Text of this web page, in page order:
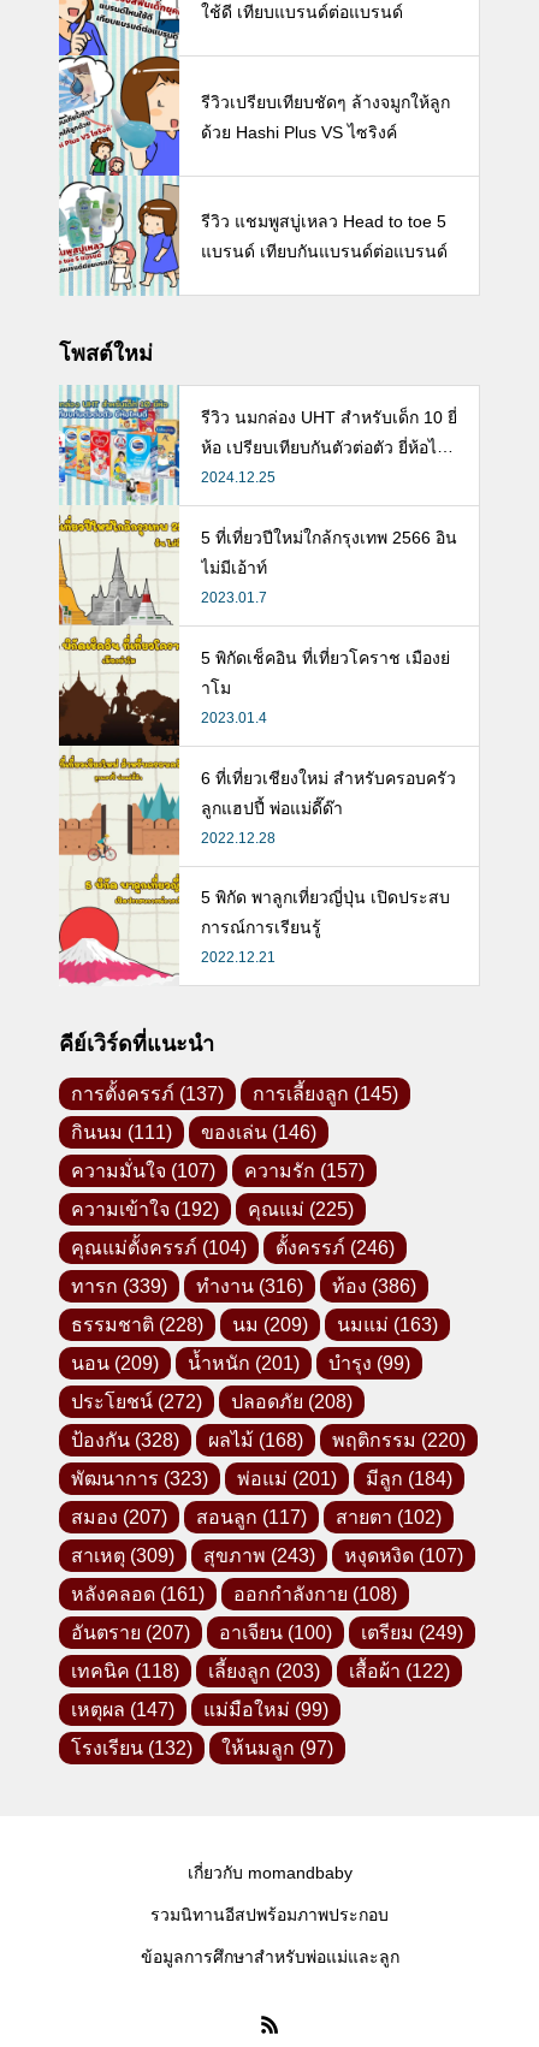
ใช้ดี เทียบแบรนด์ต่อแบรนด์
รีวิวเปรียบเทียบชัดๆ ล้างจมูกให้ลูก
ด้วย Hashi Plus VS ไซริงค์
รีวิว แชมพูสบู่เหลว Head to toe 5
แบรนด์ เทียบกันแบรนด์ต่อแบรนด์
โพสต์ใหม่
รีวิว นมกล่อง UHT สำหรับเด็ก 10 ยี่
ห้อ เปรียบเทียบกันตัวต่อตัว ยี่ห้อไห
นดี พร้อมแนะวิธีการเลือกนมกล่องใ
ห้ลูก
2024.12.25
5 ที่เที่ยวปีใหม่ใกล้กรุงเทพ 2566 อิน
ไม่มีเอ้าท์
2023.01.7
5 พิกัดเช็คอิน ที่เที่ยวโคราช เมืองย่
าโม
2023.01.4
6 ที่เที่ยวเชียงใหม่ สำหรับครอบครัว
ลูกแฮปปี้ พ่อแม่ดี๊ด๊า
2022.12.28
5 พิกัด พาลูกเที่ยวญี่ปุ่น เปิดประสบ
การณ์การเรียนรู้
2022.12.21
คีย์เวิร์ดที่แนะนำ
การตั้งครรภ์ (137) การเลี้ยงลูก (145)
กินนม (111) ของเล่น (146)
ความมั่นใจ (107) ความรัก (157)
ความเข้าใจ (192) คุณแม่ (225)
คุณแม่ตั้งครรภ์ (104) ตั้งครรภ์ (246)
ทารก (339) ทำงาน (316) ท้อง (386)
ธรรมชาติ (228) นม (209) นมแม่ (163)
นอน (209) น้ำหนัก (201) บำรุง (99)
ประโยชน์ (272) ปลอดภัย (208)
ป้องกัน (328) ผลไม้ (168) พฤติกรรม (220)
พัฒนาการ (323) พ่อแม่ (201) มีลูก (184)
สมอง (207) สอนลูก (117) สายตา (102)
สาเหตุ (309) สุขภาพ (243) หงุดหงิด (107)
หลังคลอด (161) ออกกำลังกาย (108)
อันตราย (207) อาเจียน (100) เตรียม (249)
เทคนิค (118) เลี้ยงลูก (203) เสื้อผ้า (122)
เหตุผล (147) แม่มือใหม่ (99)
โรงเรียน (132) ให้นมลูก (97)
เกี่ยวกับ momandbaby
รวมนิทานอีสปพร้อมภาพประกอบ
ข้อมูลการศึกษาสำหรับพ่อแม่และลูก